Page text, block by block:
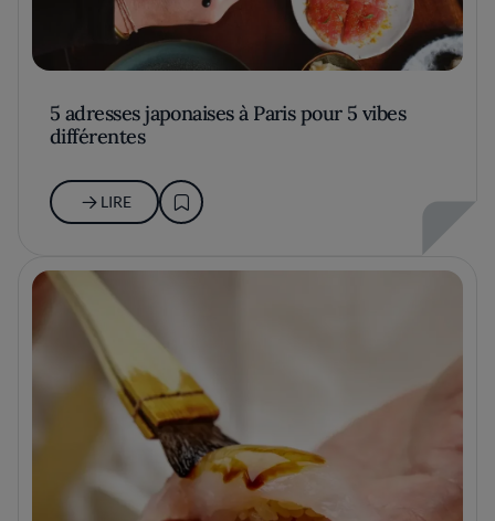
5 adresses japonaises à Paris pour 5 vibes
différentes
LIRE